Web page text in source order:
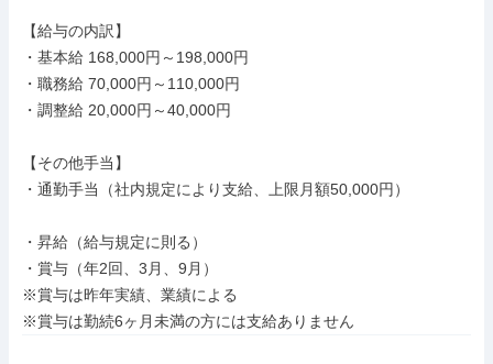
【給与の内訳】
・基本給 168,000円～198,000円
・職務給 70,000円～110,000円
・調整給 20,000円～40,000円
【その他手当】
・通勤手当（社内規定により支給、上限月額50,000円）
・昇給（給与規定に則る）
・賞与（年2回、3月、9月）
※賞与は昨年実績、業績による
※賞与は勤続6ヶ月未満の方には支給ありません